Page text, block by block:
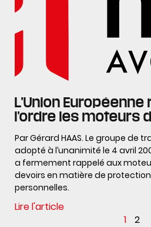
L’Union
l’ordre les moteurs
Par Gérard HAAS. Le groupe de
adopté à l’unanimité le 4 avril
a fermement rappelé aux
devoirs en matière de
personnelles.
Lire l'article
1
2